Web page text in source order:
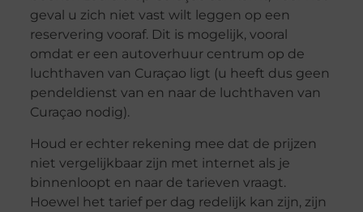
geval u zich niet vast wilt leggen op een
reservering vooraf. Dit is mogelijk, vooral
omdat er een autoverhuur centrum op de
luchthaven van Curaçao ligt (u heeft dus geen
pendeldienst van en naar de luchthaven van
Curaçao nodig).
Houd er echter rekening mee dat de prijzen
niet vergelijkbaar zijn met internet als je
binnenloopt en naar de tarieven vraagt.
Hoewel het tarief per dag redelijk kan zijn, zijn